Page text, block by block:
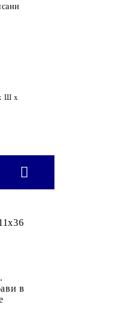
Ш x
в